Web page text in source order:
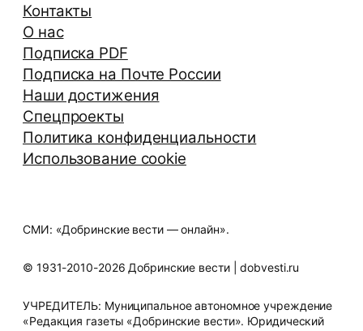
Контакты
О нас
Подписка PDF
Подписка на Почте России
Наши достижения
Спецпроекты
Политика конфиденциальности
Использование cookie
СМИ: «Добринские вести — онлайн».
© 1931-2010-2026 Добринские вести | dobvesti.ru
УЧРЕДИТЕЛЬ: Муниципальное автономное учреждение
«Редакция газеты «Добринские вести». Юридический